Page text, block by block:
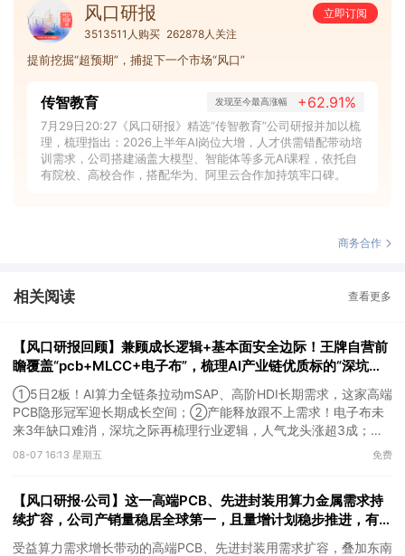
风口研报
立即订阅
3513511人购买 262878人关注
提前挖掘“超预期”，捕捉下一个市场“风口”
传智教育 发现至今最高涨幅 +62.91%
7月29日20:27《风口研报》精选“传智教育”公司研报并加以梳
理，梳理指出：2026上半年AI岗位大增，人才供需错配带动培
训需求，公司搭建涵盖大模型、智能体等多元AI课程，依托自
有院校、高校合作，搭配华为、阿里云合作加持筑牢口碑。
商务合作
相关阅读 查看更多
【风口研报回顾】兼顾成长逻辑+基本面安全边际！王牌自营前
瞻覆盖“pcb+MLCC+电子布”，梳理AI产业链优质标的“深坑起
跳”
①5日2板！AI算力全链条拉动mSAP、高阶HDI长期需求，这家高端
PCB隐形冠军迎长期成长空间；②产能释放跟不上需求！电子布未
来3年缺口难消，深坑之际再梳理行业逻辑，人气龙头涨超3成；
③AI服务器、机器人带动MLCC景气周期持续！这家公司扩产、涨
08-07 16:13 星期五 免费
【风口研报·公司】这一高端PCB、先进封装用算力金属需求持
续扩容，公司产销量稳居全球第一，且量增计划稳步推进，有望
充分受益价格上行
受益算力需求增长带动的高端PCB、先进封装用需求扩容，叠加东南